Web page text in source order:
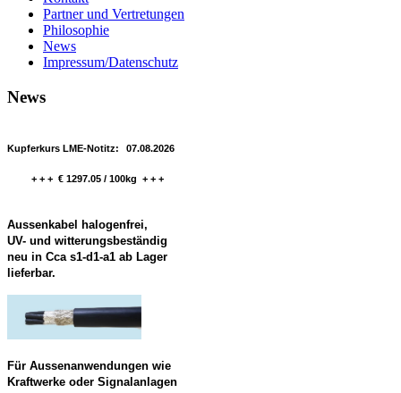
Partner und Vertretungen
Philosophie
News
Impressum/Datenschutz
News
Kupferkurs LME-Notitz: 07.08.2026
+ + + € 1297.05 / 100kg + + +
Aussenkabel halogenfrei,
UV- und witterungsbeständig
neu in Cca s1-d1-a1 ab Lager
lieferbar.
Für Aussenanwendungen wie
Kraftwerke oder Signalanlagen